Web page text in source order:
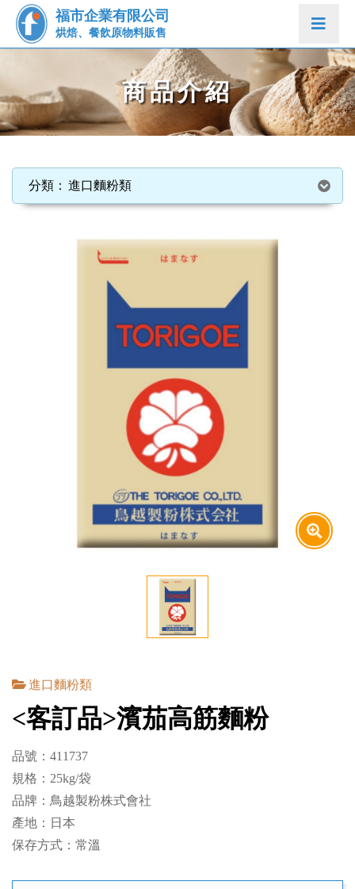
福市企業有限公司
烘焙、餐飲原物料販售
商品介紹
進口麵粉類
進口麵粉類
<客訂品>濱茄高筋麵粉
品號：411737
規格：25kg/袋
品牌：鳥越製粉株式會社
產地：日本
保存方式：常溫